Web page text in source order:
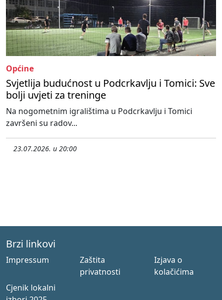
Općine
Svjetlija budućnost u Podcrkavlju i Tomici: Sve
bolji uvjeti za treninge
Na nogometnim igralištima u Podcrkavlju i Tomici
završeni su radov...
23.07.2026. u 20:00
Brzi linkovi
Impressum
Zaštita
privatnosti
Izjava o
kolačićima
Cjenik lokalni